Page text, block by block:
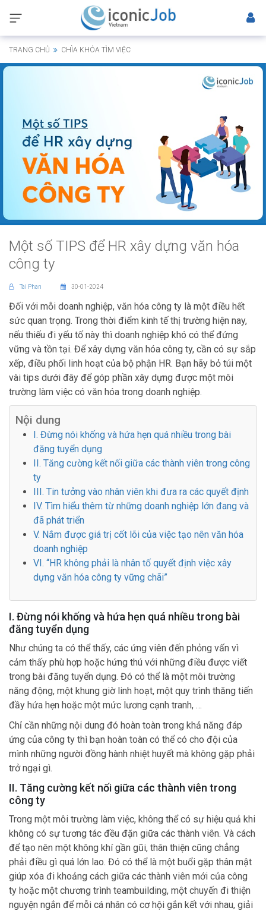
TRANG CHỦ CHÌA KHÓA TÌM VIỆC
Một số TIPS để HR xây dựng văn hóa
công ty
Tai Phan 30-01-2024
Đối với mỗi doanh nghiệp, văn hóa công ty là một điều hết
sức quan trọng. Trong thời điểm kinh tế thị trường hiện nay,
nếu thiếu đi yếu tố này thì doanh nghiệp khó có thể đứng
vững và tồn tại. Để xây dựng văn hóa công ty, cần có sự sắp
xếp, điều phối linh hoạt của bộ phận HR. Bạn hãy bỏ túi một
vài tips dưới đây để góp phần xây dựng được một môi
trường làm việc có văn hóa trong doanh nghiệp.
Nội dung
I. Đừng nói khống và hứa hẹn quá nhiều trong bài
đăng tuyển dụng
II. Tăng cường kết nối giữa các thành viên trong công
ty
III. Tin tưởng vào nhân viên khi đưa ra các quyết định
IV. Tìm hiểu thêm từ những doanh nghiệp lớn đang và
đã phát triển
V. Nắm được giá trị cốt lõi của việc tạo nên văn hóa
doanh nghiệp
VI. “HR không phải là nhân tố quyết định việc xây
dựng văn hóa công ty vững chãi”
I. Đừng nói khống và hứa hẹn quá nhiều trong bài
đăng tuyển dụng
Như chúng ta có thể thấy, các ứng viên đến phỏng vấn vì
cảm thấy phù hợp hoặc hứng thú với những điều được viết
trong bài đăng tuyển dụng. Đó có thể là một môi trường
năng động, một khung giờ linh hoạt, một quy trình thăng tiến
đầy hứa hẹn hoặc một mức lương cạnh tranh, …
Chỉ cần những nội dung đó hoàn toàn trong khả năng đáp
ứng của công ty thì bạn hoàn toàn có thể có cho đội của
mình những người đồng hành nhiệt huyết mà không gặp phải
trở ngại gì.
II. Tăng cường kết nối giữa các thành viên trong
công ty
Trong một môi trường làm việc, không thể có sự hiệu quả khi
không có sự tương tác đều đặn giữa các thành viên. Và cách
để tạo nên một không khí gần gũi, thân thiện cũng chẳng
phải điều gì quá lớn lao. Đó có thể là một buổi gặp thân mật
giúp xóa đi khoảng cách giữa các thành viên mới của công
ty hoặc một chương trình teambuilding, một chuyến đi thiện
nguyện ngắn để mỗi cá nhân có cơ hội gắn kết với nhau, giải